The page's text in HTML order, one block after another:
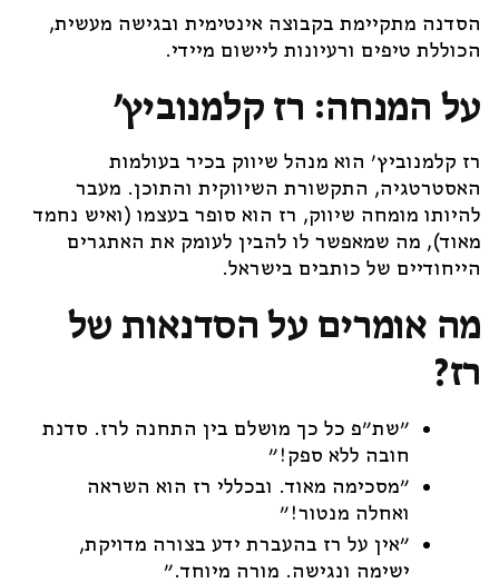
הסדנה מתקיימת בקבוצה אינטימית ובגישה מעשית,
הכוללת טיפים ורעיונות ליישום מיידי.
על המנחה: רז קלמנוביץ'
רז קלמנוביץ' הוא מנהל שיווק בכיר בעולמות
האסטרטגיה, התקשורת השיווקית והתוכן. מעבר
להיותו מומחה שיווק, רז הוא סופר בעצמו (ואיש נחמד
מאוד), מה שמאפשר לו להבין לעומק את האתגרים
הייחודיים של כותבים בישראל.
מה אומרים על הסדנאות של
רז?
"שת"פ כל כך מושלם בין התחנה לרז. סדנת
חובה ללא ספק!"
"מסכימה מאוד. ובכללי רז הוא השראה
ואחלה מנטור!"
"אין על רז בהעברת ידע בצורה מדויקת,
ישימה ונגישה. מורה מיוחד."